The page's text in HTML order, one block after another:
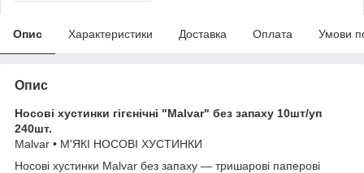
Опис Характеристики Доставка Оплата Умови
Опис
Носові хустинки гігєнічні "Malvar" без запаху 10шт/уп
240шт.
Malvar • М'ЯКІ НОСОВІ ХУСТИНКИ
Носові хустинки Malvar без запаху — тришарові паперові